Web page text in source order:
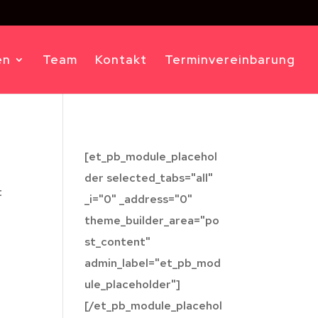
Team Kontakt Terminvereinbarung
[et_pb_module_placehol
der selected_tabs="all"
_i="0" _address="0"
theme_builder_area="po
st_content"
admin_label="et_pb_mod
ule_placeholder"]
[/et_pb_module_placehol